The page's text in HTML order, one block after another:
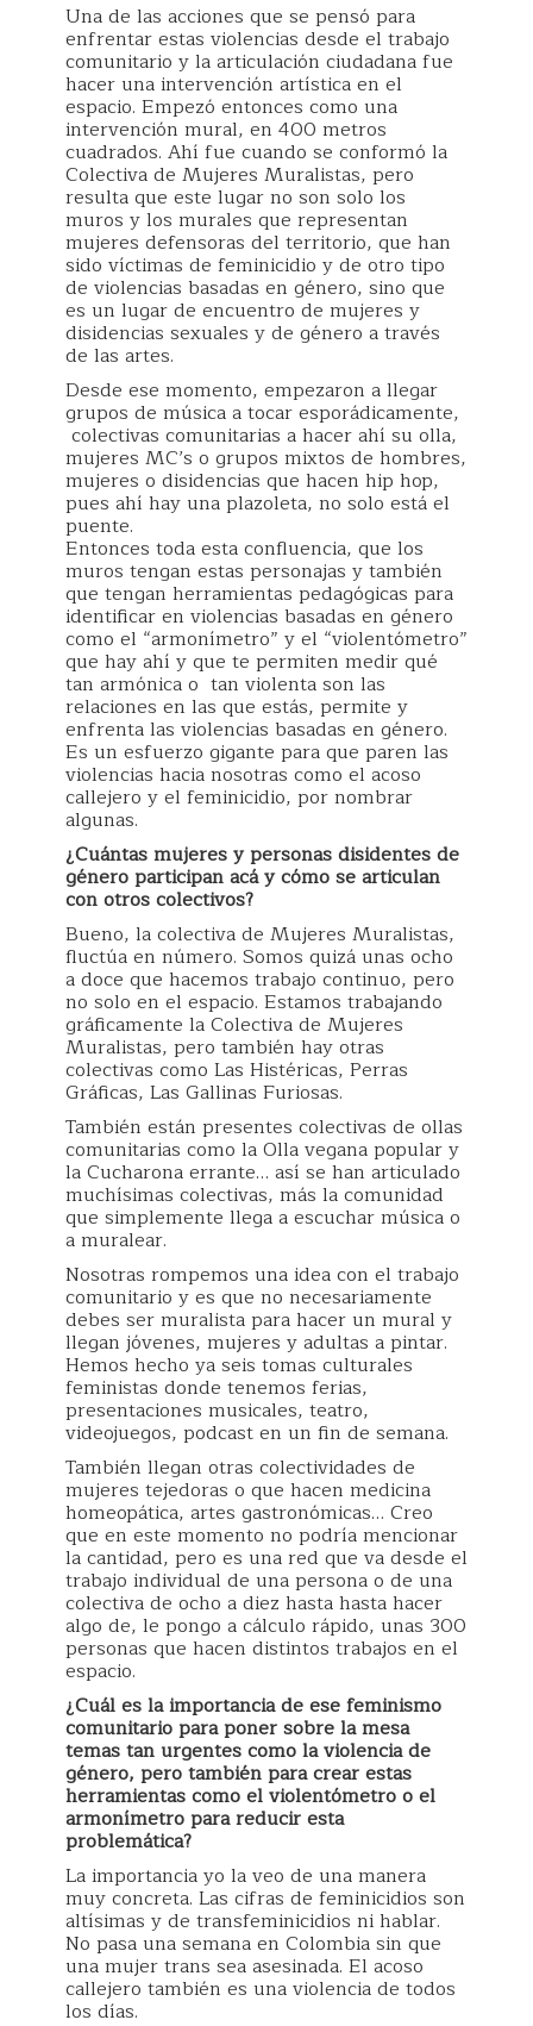
Una de las acciones que se pensó para
enfrentar estas violencias desde el trabajo
comunitario y la articulación ciudadana fue
hacer una intervención artística en el
espacio. Empezó entonces como una
intervención mural, en 400 metros
cuadrados. Ahí fue cuando se conformó la
Colectiva de Mujeres Muralistas, pero
resulta que este lugar no son solo los
muros y los murales que representan
mujeres defensoras del territorio, que han
sido víctimas de feminicidio y de otro tipo
de violencias basadas en género, sino que
es un lugar de encuentro de mujeres y
disidencias sexuales y de género a través
de las artes.
Desde ese momento, empezaron a llegar
grupos de música a tocar esporádicamente,
colectivas comunitarias a hacer ahí su olla,
mujeres MC’s o grupos mixtos de hombres,
mujeres o disidencias que hacen hip hop,
pues ahí hay una plazoleta, no solo está el
puente.
Entonces toda esta confluencia, que los
muros tengan estas personajas y también
que tengan herramientas pedagógicas para
identificar en violencias basadas en género
como el “armonímetro” y el “violentómetro”
que hay ahí y que te permiten medir qué
tan armónica o tan violenta son las
relaciones en las que estás, permite y
enfrenta las violencias basadas en género.
Es un esfuerzo gigante para que paren las
violencias hacia nosotras como el acoso
callejero y el feminicidio, por nombrar
algunas.
¿Cuántas mujeres y personas disidentes de
género participan acá y cómo se articulan
con otros colectivos?
Bueno, la colectiva de Mujeres Muralistas,
fluctúa en número. Somos quizá unas ocho
a doce que hacemos trabajo continuo, pero
no solo en el espacio. Estamos trabajando
gráficamente la Colectiva de Mujeres
Muralistas, pero también hay otras
colectivas como Las Histéricas, Perras
Gráficas, Las Gallinas Furiosas.
También están presentes colectivas de ollas
comunitarias como la Olla vegana popular y
la Cucharona errante… así se han articulado
muchísimas colectivas, más la comunidad
que simplemente llega a escuchar música o
a muralear.
Nosotras rompemos una idea con el trabajo
comunitario y es que no necesariamente
debes ser muralista para hacer un mural y
llegan jóvenes, mujeres y adultas a pintar.
Hemos hecho ya seis tomas culturales
feministas donde tenemos ferias,
presentaciones musicales, teatro,
videojuegos, podcast en un fin de semana.
También llegan otras colectividades de
mujeres tejedoras o que hacen medicina
homeopática, artes gastronómicas… Creo
que en este momento no podría mencionar
la cantidad, pero es una red que va desde el
trabajo individual de una persona o de una
colectiva de ocho a diez hasta hasta hacer
algo de, le pongo a cálculo rápido, unas 300
personas que hacen distintos trabajos en el
espacio.
¿Cuál es la importancia de ese feminismo
comunitario para poner sobre la mesa
temas tan urgentes como la violencia de
género, pero también para crear estas
herramientas como el violentómetro o el
armonímetro para reducir esta
problemática?
La importancia yo la veo de una manera
muy concreta. Las cifras de feminicidios son
altísimas y de transfeminicidios ni hablar.
No pasa una semana en Colombia sin que
una mujer trans sea asesinada. El acoso
callejero también es una violencia de todos
los días.